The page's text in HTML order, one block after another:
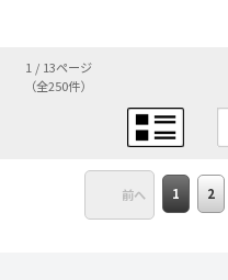
1 / 13ページ
（全250件）
前へ 1 2